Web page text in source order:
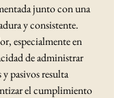
junto con una
y consistente.
especialmente en
de administrar
pasivos resulta
el cumplimiento